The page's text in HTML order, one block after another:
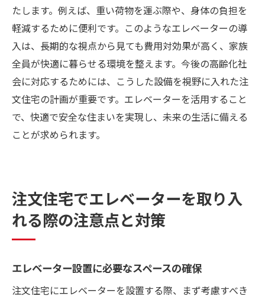
たします。例えば、重い荷物を運ぶ際や、身体の負担を
軽減するために便利です。このようなエレベーターの導
入は、長期的な視点から見ても費用対効果が高く、家族
全員が快適に暮らせる環境を整えます。今後の高齢化社
会に対応するためには、こうした設備を視野に入れた注
文住宅の計画が重要です。エレベーターを活用すること
で、快適で安全な住まいを実現し、未来の生活に備える
ことが求められます。
注文住宅でエレベーターを取り入
れる際の注意点と対策
エレベーター設置に必要なスペースの確保
注文住宅にエレベーターを設置する際、まず考慮すべき